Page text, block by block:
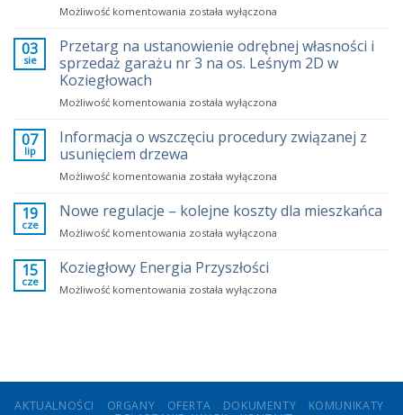
Możliwość komentowania Dlaczego
opłaty
za
mieszkania?
zamiast
została wyłączona
03
sie
Przetarg na ustanowienie odrębnej własności i
sprzedaż garażu nr 3 na os. Leśnym 2D w
Koziegłowach
Możliwość komentowania Przetarg
ustanowienie
odrębnej
i
garażu
3
os.
Leśnym
została wyłączona
07
lip
Informacja o wszczęciu procedury związanej z
usunięciem drzewa
Możliwość komentowania Informacja
wszczęciu
procedury
związanej
usunięciem
została wyłączona
19
cze
Nowe regulacje – kolejne koszty dla mieszkańca
Możliwość komentowania Nowe
–
kolejne
koszty
została wyłączona
15
cze
Koziegłowy Energia Przyszłości
Możliwość komentowania Koziegłowy
została wyłączona
AKTUALNOŚCI ORGANY OFERTA DOKUMENTY
KOMUNIKATY